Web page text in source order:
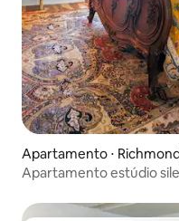
Apartamento ⋅ Richmond
Apartamento estúdio